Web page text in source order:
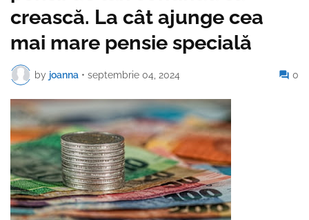
crească. La cât ajunge cea
mai mare pensie specială
by joanna • septembrie 04, 2024 0